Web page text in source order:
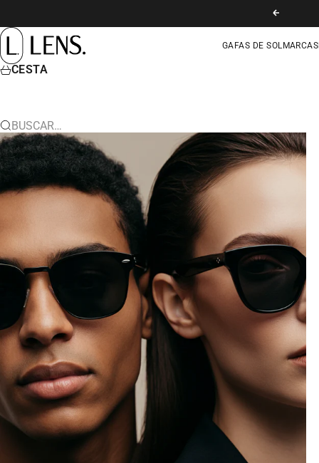
ANTERIOR
LENS. COLOMBIA
GAFAS DE SOLMARCAS
CESTA
BUSCAR…